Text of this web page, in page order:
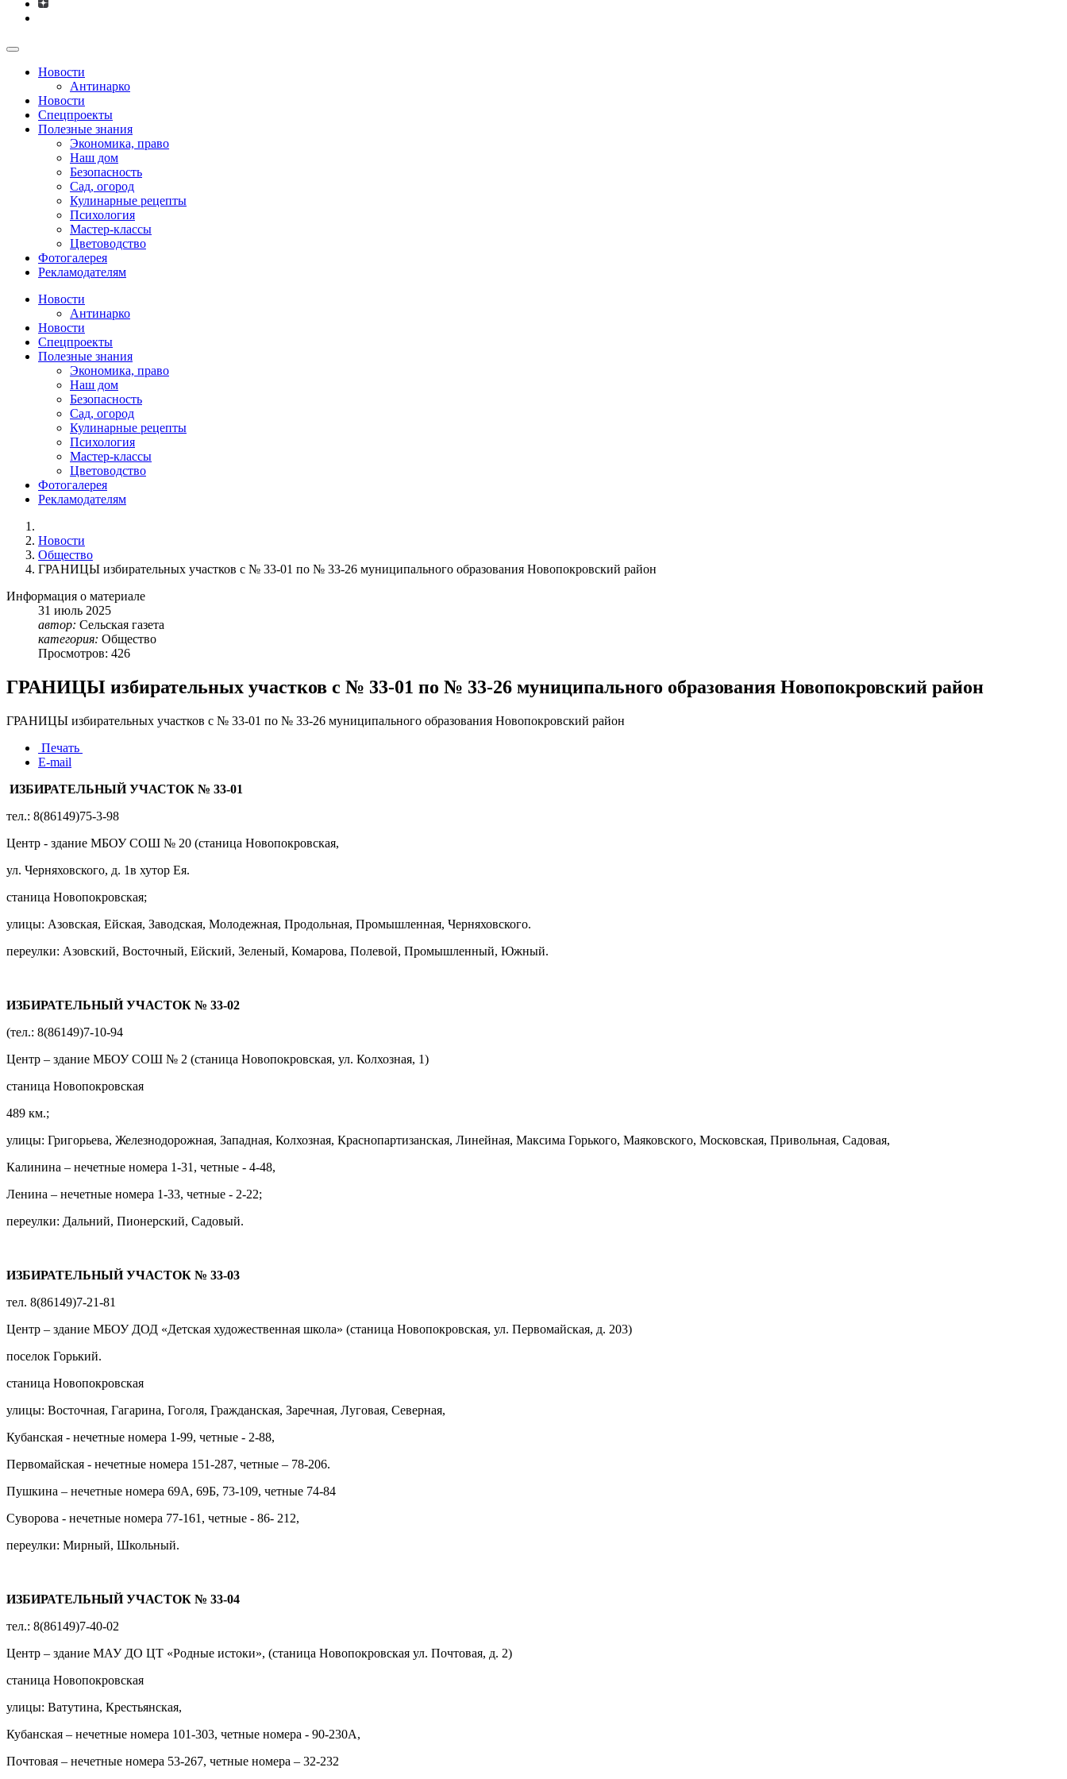
Новости
Антинарко
Новости
Спецпроекты
Полезные знания
Экономика, право
Наш дом
Безопасность
Сад, огород
Кулинарные рецепты
Психология
Мастер-классы
Цветоводство
Фотогалерея
Рекламодателям
Новости
Антинарко
Новости
Спецпроекты
Полезные знания
Экономика, право
Наш дом
Безопасность
Сад, огород
Кулинарные рецепты
Психология
Мастер-классы
Цветоводство
Фотогалерея
Рекламодателям
Новости
Общество
ГРАНИЦЫ избирательных участков с № 33-01 по № 33-26 муниципального образования Новопокровский район
Информация о материале
31 июль 2025
автор: Сельская газета
категория: Общество
Просмотров: 426
ГРАНИЦЫ избирательных участков с № 33-01 по № 33-26 муниципального образования Новопокровский район
ГРАНИЦЫ избирательных участков с № 33-01 по № 33-26 муниципального образования Новопокровский район
Печать
E-mail
ИЗБИРАТЕЛЬНЫЙ УЧАСТОК № 33-01
тел.: 8(86149)75-3-98
Центр - здание МБОУ СОШ № 20 (станица Новопокровская,
ул. Черняховского, д. 1в хутор Ея.
станица Новопокровская;
улицы: Азовская, Ейская, Заводская, Молодежная, Продольная, Промышленная, Черняховского.
переулки: Азовский, Восточный, Ейский, Зеленый, Комарова, Полевой, Промышленный, Южный.
ИЗБИРАТЕЛЬНЫЙ УЧАСТОК № 33-02
(тел.: 8(86149)7-10-94
Центр – здание МБОУ СОШ № 2 (станица Новопокровская, ул. Колхозная, 1)
станица Новопокровская
489 км.;
улицы: Григорьева, Железнодорожная, Западная, Колхозная, Краснопартизанская, Линейная, Максима Горького, Маяковского, Московская, Привольная, Садовая,
Калинина – нечетные номера 1-31, четные - 4-48,
Ленина – нечетные номера 1-33, четные - 2-22;
переулки: Дальний, Пионерский, Садовый.
ИЗБИРАТЕЛЬНЫЙ УЧАСТОК № 33-03
тел. 8(86149)7-21-81
Центр – здание МБОУ ДОД «Детская художественная школа» (станица Новопокровская, ул. Первомайская, д. 203)
поселок Горький.
станица Новопокровская
улицы: Восточная, Гагарина, Гоголя, Гражданская, Заречная, Луговая, Северная,
Кубанская - нечетные номера 1-99, четные - 2-88,
Первомайская - нечетные номера 151-287, четные – 78-206.
Пушкина – нечетные номера 69А, 69Б, 73-109, четные 74-84
Суворова - нечетные номера 77-161, четные - 86- 212,
переулки: Мирный, Школьный.
ИЗБИРАТЕЛЬНЫЙ УЧАСТОК № 33-04
тел.: 8(86149)7-40-02
Центр – здание МАУ ДО ЦТ «Родные истоки», (станица Новопокровская ул. Почтовая, д. 2)
станица Новопокровская
улицы: Ватутина, Крестьянская,
Кубанская – нечетные номера 101-303, четные номера - 90-230А,
Почтовая – нечетные номера 53-267, четные номера – 32-232